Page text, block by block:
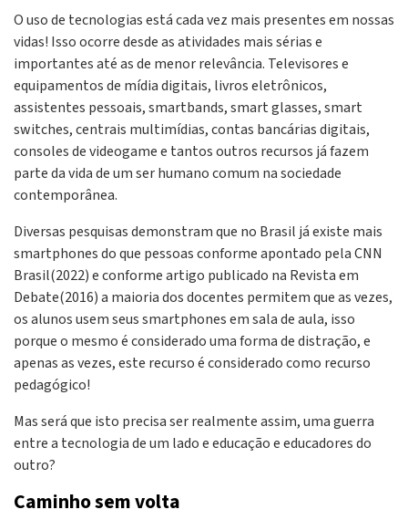
O uso de tecnologias está cada vez mais presentes em nossas
vidas! Isso ocorre desde as atividades mais sérias e
importantes até as de menor relevância. Televisores e
equipamentos de mídia digitais, livros eletrônicos,
assistentes pessoais, smartbands, smart glasses, smart
switches, centrais multimídias, contas bancárias digitais,
consoles de videogame e tantos outros recursos já fazem
parte da vida de um ser humano comum na sociedade
contemporânea.
Diversas pesquisas demonstram que no Brasil já existe mais
smartphones do que pessoas conforme apontado pela CNN
Brasil(2022) e conforme artigo publicado na Revista em
Debate(2016) a maioria dos docentes permitem que as vezes,
os alunos usem seus smartphones em sala de aula, isso
porque o mesmo é considerado uma forma de distração, e
apenas as vezes, este recurso é considerado como recurso
pedagógico!
Mas será que isto precisa ser realmente assim, uma guerra
entre a tecnologia de um lado e educação e educadores do
outro?
Caminho sem volta